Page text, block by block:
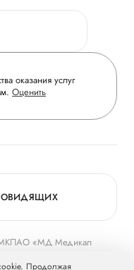
оказания услуг
Оценить
МКПАО «МД Медикал
Продолжая